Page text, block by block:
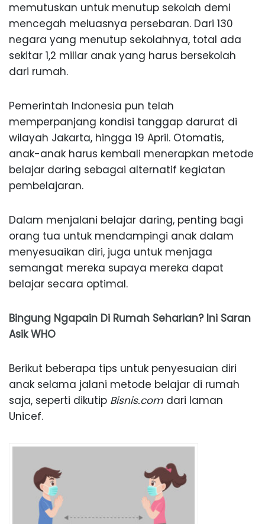
memutuskan untuk menutup sekolah demi
mencegah meluasnya persebaran. Dari 130
negara yang menutup sekolahnya, total ada
sekitar 1,2 miliar anak yang harus bersekolah
dari rumah.
Pemerintah Indonesia pun telah
memperpanjang kondisi tanggap darurat di
wilayah Jakarta, hingga 19 April. Otomatis,
anak-anak harus kembali menerapkan metode
belajar daring sebagai alternatif kegiatan
pembelajaran.
Dalam menjalani belajar daring, penting bagi
orang tua untuk mendampingi anak dalam
menyesuaikan diri, juga untuk menjaga
semangat mereka supaya mereka dapat
belajar secara optimal.
Bingung Ngapain Di Rumah Seharian? Ini Saran
Asik WHO
Berikut beberapa tips untuk penyesuaian diri
anak selama jalani metode belajar di rumah
saja, seperti dikutip Bisnis.com dari laman
Unicef.